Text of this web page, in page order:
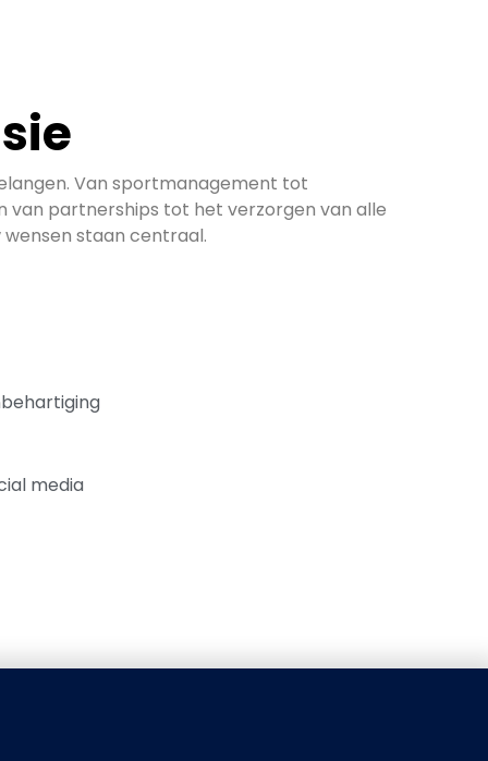
Van sportmanagement tot
van partnerships tot het verzorgen van alle
staan centraal.
media